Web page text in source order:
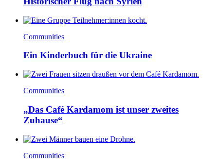
Communities
Ein Kinderbuch für die Ukraine
Communities
„Das Café Kardamom ist unser zweites
Zuhause“
Communities